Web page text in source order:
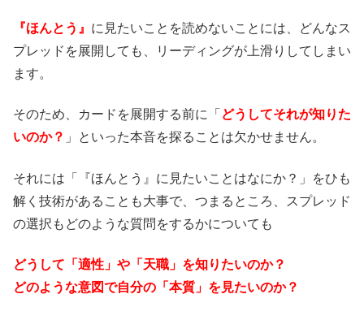
『ほんとう』 に見たいことを読めないことには、どんなス
プレッドを展開しても、リーディングが上滑りしてしまい
ます。
そのため、カードを展開する前に「 どうしてそれが知りた
いのか？ 」といった本音を探ることは欠かせません。
それには「『ほんとう』に見たいことはなにか？」をひも
解く技術があることも大事で、つまるところ、スプレッド
の選択もどのような質問をするかについても
どうして「適性」や「天職」を知りたいのか？
どのような意図で自分の「本質」を見たいのか？